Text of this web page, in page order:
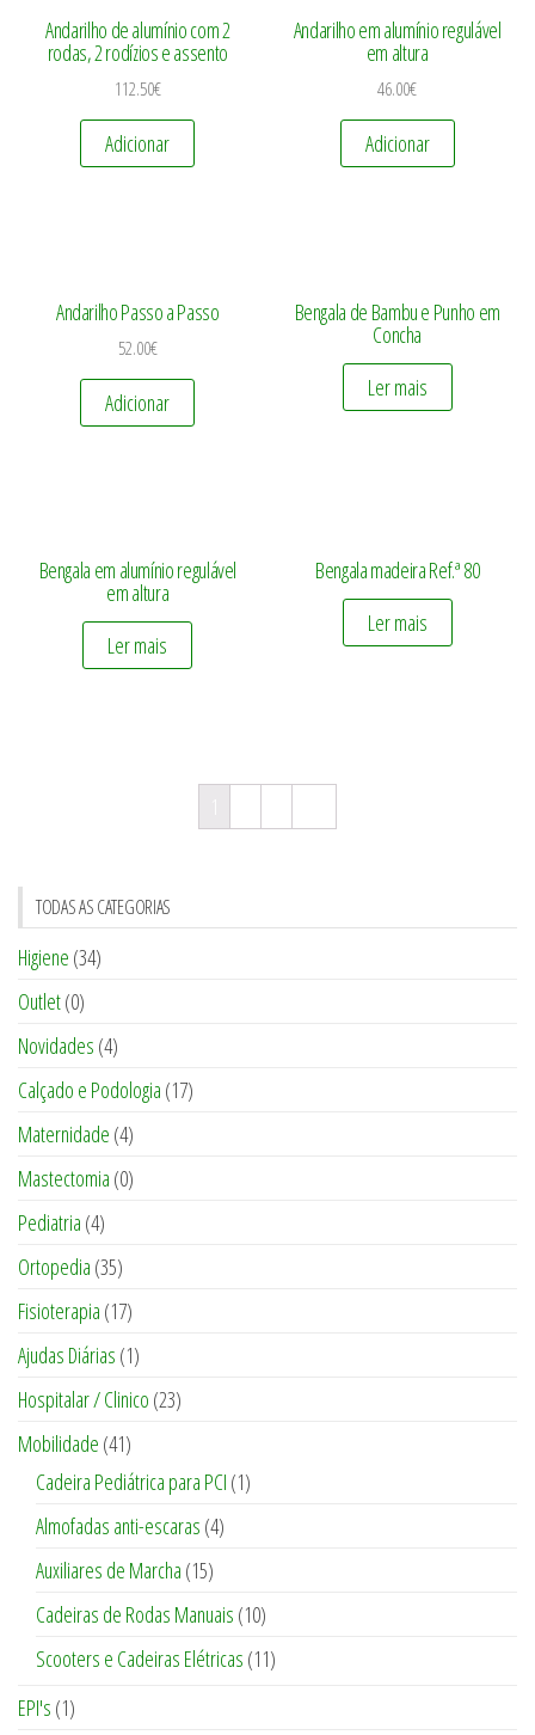
Andarilho de alumínio com 2
rodas, 2 rodízios e assento
112.50€
Adicionar
Andarilho em alumínio regulável
em altura
46.00€
Adicionar
Andarilho Passo a Passo
52.00€
Adicionar
Bengala de Bambu e Punho em
Concha
Ler mais
Bengala em alumínio regulável
em altura
Ler mais
Bengala madeira Ref.ª 80
Ler mais
TODAS AS CATEGORIAS
Higiene (34)
Outlet(0)
Novidades (4)
Calçado e Podologia (17)
Maternidade (4)
Mastectomia (0)
Pediatria (4)
Ortopedia (35)
Fisioterapia (17)
Ajudas Diárias (1)
Hospitalar / Clinico (23)
Mobilidade (41)
Cadeira Pediátrica para PCI (1)
Almofadas anti-escaras (4)
Auxiliares de Marcha (15)
Cadeiras de Rodas Manuais (10)
Scooters e Cadeiras Elétricas (11)
EPI's (1)